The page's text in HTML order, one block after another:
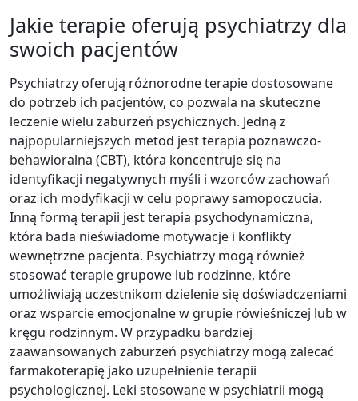
Jakie terapie oferują psychiatrzy dla
swoich pacjentów
Psychiatrzy oferują różnorodne terapie dostosowane
do potrzeb ich pacjentów, co pozwala na skuteczne
leczenie wielu zaburzeń psychicznych. Jedną z
najpopularniejszych metod jest terapia poznawczo-
behawioralna (CBT), która koncentruje się na
identyfikacji negatywnych myśli i wzorców zachowań
oraz ich modyfikacji w celu poprawy samopoczucia.
Inną formą terapii jest terapia psychodynamiczna,
która bada nieświadome motywacje i konflikty
wewnętrzne pacjenta. Psychiatrzy mogą również
stosować terapie grupowe lub rodzinne, które
umożliwiają uczestnikom dzielenie się doświadczeniami
oraz wsparcie emocjonalne w grupie rówieśniczej lub w
kręgu rodzinnym. W przypadku bardziej
zaawansowanych zaburzeń psychiatrzy mogą zalecać
farmakoterapię jako uzupełnienie terapii
psychologicznej. Leki stosowane w psychiatrii mogą